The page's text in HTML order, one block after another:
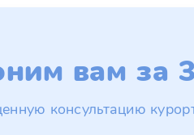
вам за
консультацию